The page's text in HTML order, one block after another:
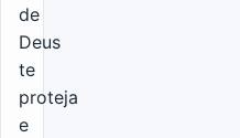
de
Deus
te
proteja
e